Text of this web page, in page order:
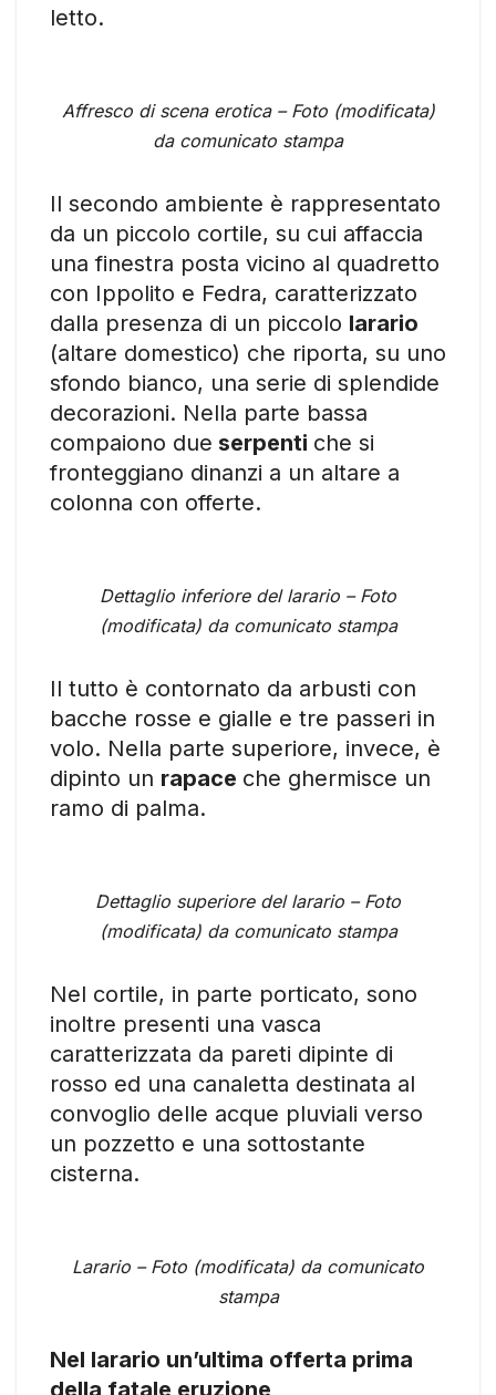
letto.
Affresco di scena erotica – Foto (modificata)
da comunicato stampa
Il secondo ambiente è rappresentato
da un piccolo cortile, su cui affaccia
una finestra posta vicino al quadretto
con Ippolito e Fedra, caratterizzato
dalla presenza di un piccolo larario
(altare domestico) che riporta, su uno
sfondo bianco, una serie di splendide
decorazioni. Nella parte bassa
compaiono due serpenti che si
fronteggiano dinanzi a un altare a
colonna con offerte.
Dettaglio inferiore del larario – Foto
(modificata) da comunicato stampa
Il tutto è contornato da arbusti con
bacche rosse e gialle e tre passeri in
volo. Nella parte superiore, invece, è
dipinto un rapace che ghermisce un
ramo di palma.
Dettaglio superiore del larario – Foto
(modificata) da comunicato stampa
Nel cortile, in parte porticato, sono
inoltre presenti una vasca
caratterizzata da pareti dipinte di
rosso ed una canaletta destinata al
convoglio delle acque pluviali verso
un pozzetto e una sottostante
cisterna.
Larario – Foto (modificata) da comunicato
stampa
Nel larario un’ultima offerta prima
della fatale eruzione